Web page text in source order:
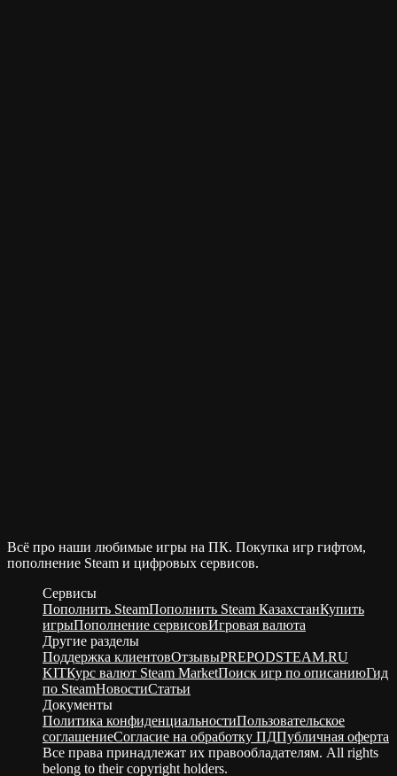
Всё про наши любимые игры на ПК. Покупка игр гифтом,
пополнение Steam и цифровых сервисов.
Сервисы
Пополнить SteamПополнить Steam КазахстанКупить
игрыПополнение сервисовИгровая валюта
Другие разделы
Поддержка клиентовОтзывыPREPODSTEAM.RU
KITКурс валют Steam MarketПоиск игр по описаниюГид
по SteamНовостиСтатьи
Документы
Политика конфиденциальностиПользовательское
соглашениеСогласие на обработку ПДПубличная оферта
Все права принадлежат их правообладателям. All rights
belong to their copyright holders.